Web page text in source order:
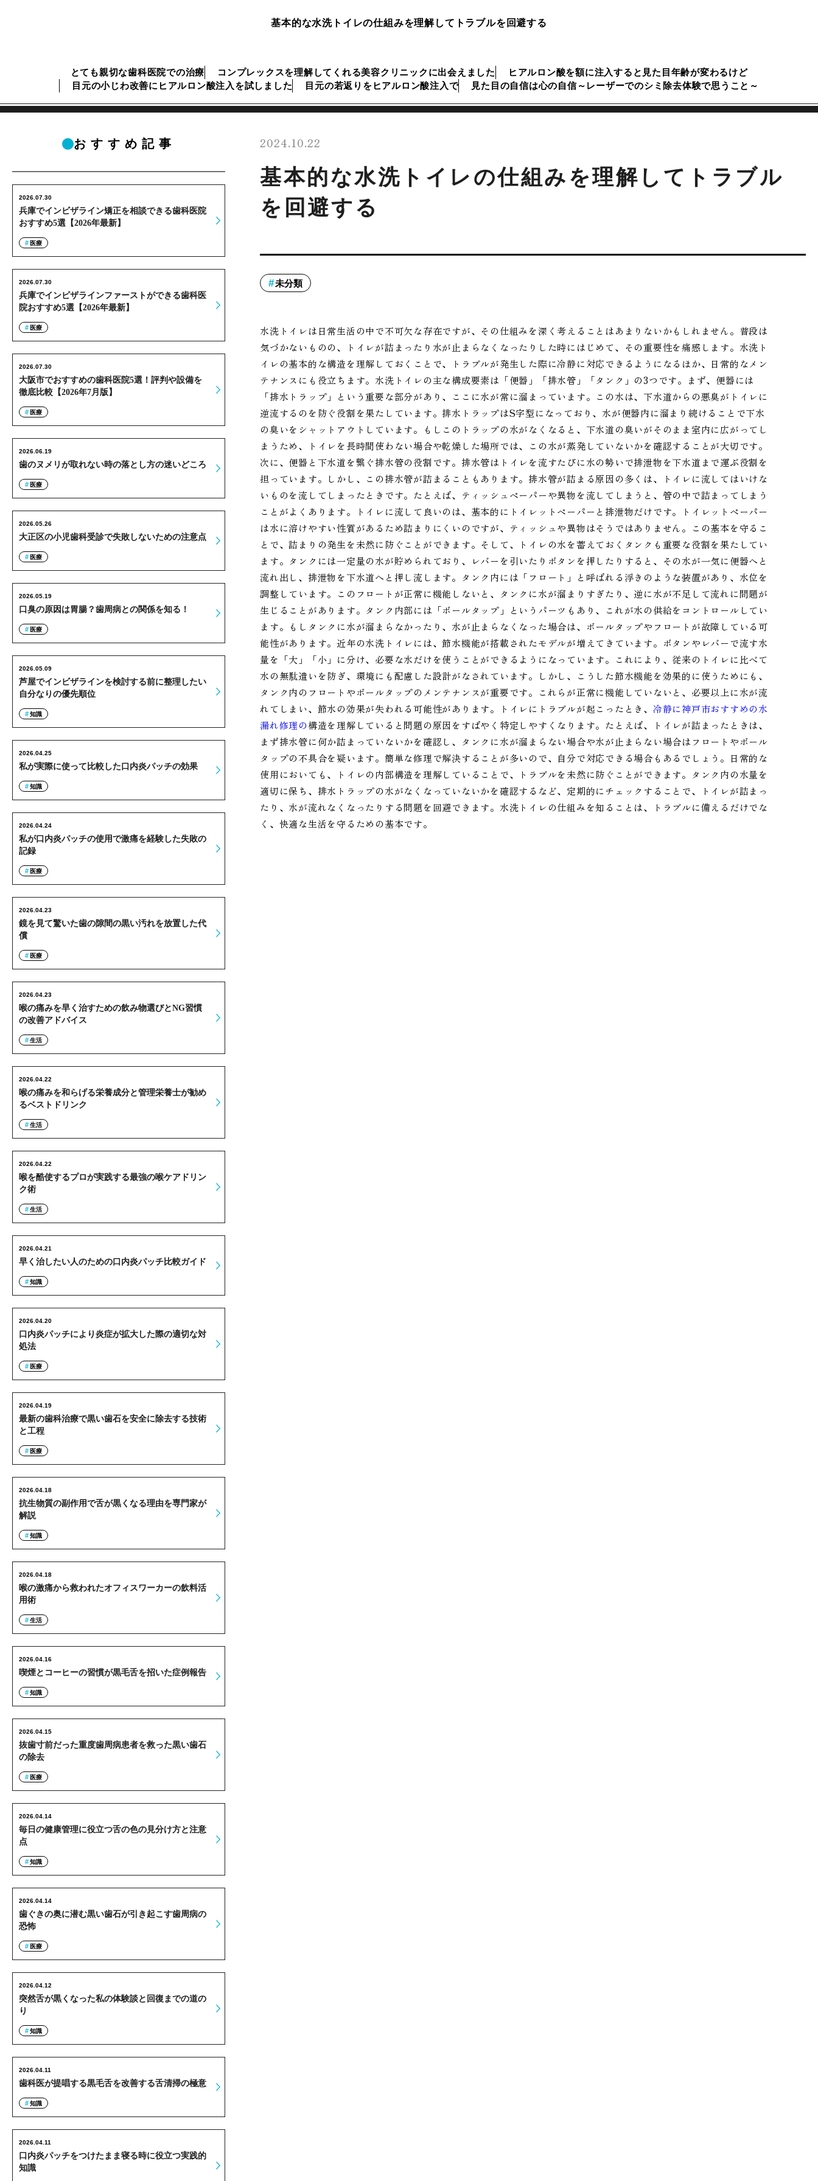
基本的な水洗トイレの仕組みを理解してトラブルを回避する
とても親切な歯科医院での治療 コンプレックスを理解してくれる美容クリニックに出会えました
ヒアルロン酸を額に注入すると見た目年齢が変わるけど
目元の小じわ改善にヒアルロン酸注入を試しました
目元の若返りをヒアルロン酸注入で 見た目の自信は心の自信～レーザーでのシミ除去体験で思うこと～
2024.10.22
基本的な水洗トイレの仕組みを理解してトラブル
を回避する
未分類
水洗トイレは日常生活の中で不可欠な存在ですが、その仕組みを深く考えることはあまりないかもしれません。普段は
気づかないものの、トイレが詰まったり水が止まらなくなったりした時にはじめて、その重要性を痛感します。水洗ト
イレの基本的な構造を理解しておくことで、トラブルが発生した際に冷静に対応できるようになるほか、日常的なメン
テナンスにも役立ちます。水洗トイレの主な構成要素は「便器」「排水管」「タンク」の3つです。まず、便器には
「排水トラップ」という重要な部分があり、ここに水が常に溜まっています。この水は、下水道からの悪臭がトイレに
逆流するのを防ぐ役割を果たしています。排水トラップはS字型になっており、水が便器内に溜まり続けることで下水
の臭いをシャットアウトしています。もしこのトラップの水がなくなると、下水道の臭いがそのまま室内に広がってし
まうため、トイレを長時間使わない場合や乾燥した場所では、この水が蒸発していないかを確認することが大切です。
次に、便器と下水道を繋ぐ排水管の役割です。排水管はトイレを流すたびに水の勢いで排泄物を下水道まで運ぶ役割を
担っています。しかし、この排水管が詰まることもあります。排水管が詰まる原因の多くは、トイレに流してはいけな
いものを流してしまったときです。たとえば、ティッシュペーパーや異物を流してしまうと、管の中で詰まってしまう
ことがよくあります。トイレに流して良いのは、基本的にトイレットペーパーと排泄物だけです。トイレットペーパー
は水に溶けやすい性質があるため詰まりにくいのですが、ティッシュや異物はそうではありません。この基本を守るこ
とで、詰まりの発生を未然に防ぐことができます。そして、トイレの水を蓄えておくタンクも重要な役割を果たしてい
ます。タンクには一定量の水が貯められており、レバーを引いたりボタンを押したりすると、その水が一気に便器へと
流れ出し、排泄物を下水道へと押し流します。タンク内には「フロート」と呼ばれる浮きのような装置があり、水位を
調整しています。このフロートが正常に機能しないと、タンクに水が溜まりすぎたり、逆に水が不足して流れに問題が
生じることがあります。タンク内部には「ボールタップ」というパーツもあり、これが水の供給をコントロールしてい
ます。もしタンクに水が溜まらなかったり、水が止まらなくなった場合は、ボールタップやフロートが故障している可
能性があります。近年の水洗トイレには、節水機能が搭載されたモデルが増えてきています。ボタンやレバーで流す水
量を「大」「小」に分け、必要な水だけを使うことができるようになっています。これにより、従来のトイレに比べて
水の無駄遣いを防ぎ、環境にも配慮した設計がなされています。しかし、こうした節水機能を効果的に使うためにも、
タンク内のフロートやボールタップのメンテナンスが重要です。これらが正常に機能していないと、必要以上に水が流
れてしまい、節水の効果が失われる可能性があります。トイレにトラブルが起こったとき、 冷静に神戸市おすすめの水
漏れ修理の構造を理解していると問題の原因をすばやく特定しやすくなります。たとえば、トイレが詰まったときは、
まず排水管に何か詰まっていないかを確認し、タンクに水が溜まらない場合や水が止まらない場合はフロートやボール
タップの不具合を疑います。簡単な修理で解決することが多いので、自分で対応できる場合もあるでしょう。日常的な
使用においても、トイレの内部構造を理解していることで、トラブルを未然に防ぐことができます。タンク内の水量を
適切に保ち、排水トラップの水がなくなっていないかを確認するなど、定期的にチェックすることで、トイレが詰まっ
たり、水が流れなくなったりする問題を回避できます。水洗トイレの仕組みを知ることは、トラブルに備えるだけでな
く、快適な生活を守るための基本です。
おすすめ記事
兵庫でインビザライン矯正を相談できる歯科医院
おすすめ5選【2026年最新】
2026.07.30
医療
兵庫でインビザラインファーストができる歯科医
院おすすめ5選【2026年最新】
2026.07.30
医療
大阪市でおすすめの歯科医院5選！評判や設備を
徹底比較【2026年7月版】
2026.07.30
医療
歯のヌメリが取れない時の落とし方の迷いどころ
2026.06.19
医療
大正区の小児歯科受診で失敗しないための注意点
2026.05.26
医療
口臭の原因は胃腸？歯周病との関係を知る！
2026.05.19
医療
芦屋でインビザラインを検討する前に整理したい
自分なりの優先順位
2026.05.09
知識
私が実際に使って比較した口内炎パッチの効果
2026.04.25
知識
私が口内炎パッチの使用で激痛を経験した失敗の
記録
2026.04.24
医療
鏡を見て驚いた歯の隙間の黒い汚れを放置した代
償
2026.04.23
医療
喉の痛みを早く治すための飲み物選びとNG習慣
の改善アドバイス
2026.04.23
生活
喉の痛みを和らげる栄養成分と管理栄養士が勧め
るベストドリンク
2026.04.22
生活
喉を酷使するプロが実践する最強の喉ケアドリン
ク術
2026.04.22
生活
早く治したい人のための口内炎パッチ比較ガイド
2026.04.21
知識
口内炎パッチにより炎症が拡大した際の適切な対
処法
2026.04.20
医療
最新の歯科治療で黒い歯石を安全に除去する技術
と工程
2026.04.19
医療
抗生物質の副作用で舌が黒くなる理由を専門家が
解説
2026.04.18
知識
喉の激痛から救われたオフィスワーカーの飲料活
用術
2026.04.18
生活
喫煙とコーヒーの習慣が黒毛舌を招いた症例報告
2026.04.16
知識
抜歯寸前だった重度歯周病患者を救った黒い歯石
の除去
2026.04.15
医療
毎日の健康管理に役立つ舌の色の見分け方と注意
点
2026.04.14
知識
歯ぐきの奥に潜む黒い歯石が引き起こす歯周病の
恐怖
2026.04.14
医療
突然舌が黒くなった私の体験談と回復までの道の
り
2026.04.12
知識
歯科医が提唱する黒毛舌を改善する舌清掃の極意
2026.04.11
知識
口内炎パッチをつけたまま寝る時に役立つ実践的
知識
2026.04.11